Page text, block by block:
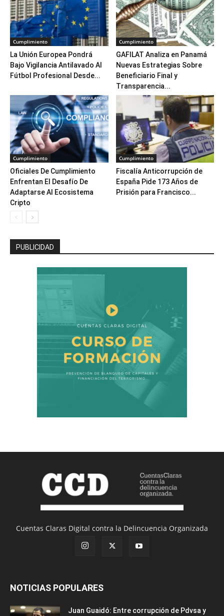
Cumplimiento
La Unión Europea Pondrá
Bajo Vigilancia Antilavado Al
Fútbol Profesional Desde...
Cumplimiento
GAFILAT Analiza en Panamá
Nuevas Estrategias Sobre
Beneficiario Final y
Transparencia...
Cumplimiento
Oficiales De Cumplimiento
Enfrentan El Desafío De
Adaptarse Al Ecosistema
Cripto
Cumplimiento
Fiscalía Anticorrupción de
España Pide 173 Años de
Prisión para Francisco...
PUBLICIDAD
Cuentas Claras Digital contra la Delincuencia Organizada
NOTICIAS POPULARES
Juan Guaidó: Entre corrupción de Pdvsa y